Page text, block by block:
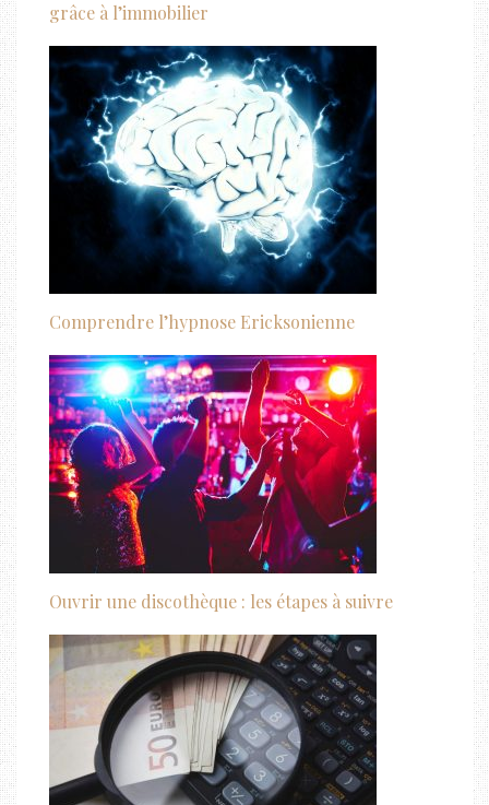
grâce à l’immobilier
Comprendre l’hypnose Ericksonienne
Ouvrir une discothèque : les étapes à suivre